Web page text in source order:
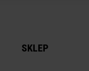
SKLEP